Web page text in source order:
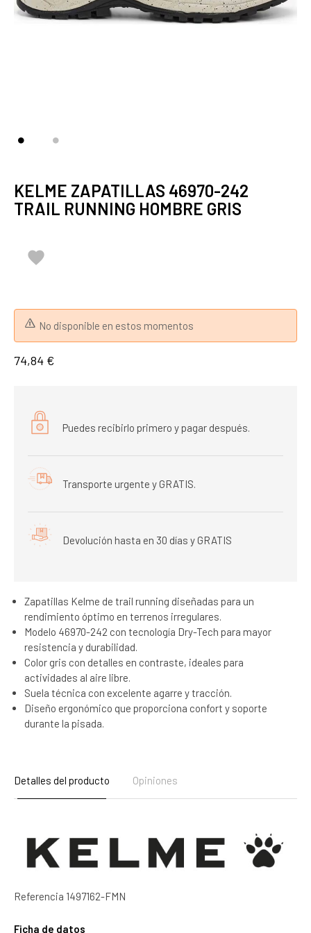
KELME ZAPATILLAS 46970-242
TRAIL RUNNING HOMBRE GRIS

No disponible en estos momentos
74,84 €
Puedes recibirlo primero y pagar después.
Transporte urgente y GRATIS.
Devolución hasta en 30 días y GRATIS
Zapatillas Kelme de trail running diseñadas para un
rendimiento óptimo en terrenos irregulares.
Modelo 46970-242 con tecnología Dry-Tech para mayor
resistencia y durabilidad.
Color gris con detalles en contraste, ideales para
actividades al aire libre.
Suela técnica con excelente agarre y tracción.
Diseño ergonómico que proporciona confort y soporte
durante la pisada.
Detalles del producto Opiniones
Referencia 1497162-FMN
Ficha de datos